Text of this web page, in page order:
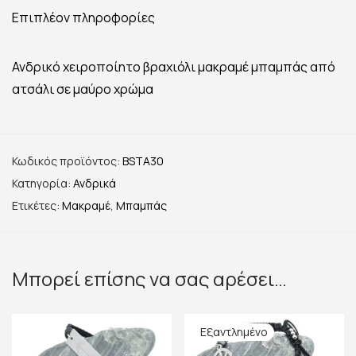
Επιπλέον πληροφορίες
Ανδρικό χειροποίητο βραχιόλι μακραμέ μπαμπάς από
ατσάλι σε μαύρο χρώμα
Κωδικός προϊόντος: BSTA30
Κατηγορία: Ανδρικά
Ετικέτες: Μακραμέ Μπαμπάς
Μπορεί επίσης να σας αρέσει…